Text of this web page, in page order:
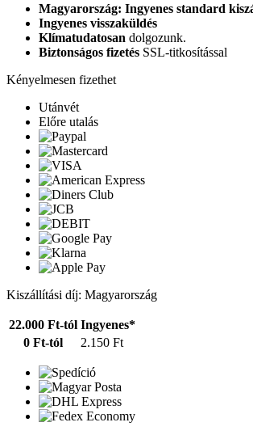
Magyarország: Ingyenes standard
Ingyenes visszaküldés
Klímatudatosan dolgozunk.
Biztonságos fizetés SSL-titkosítással
Kényelmesen fizethet
Utánvét
Előre utalás
Kiszállítási díj: Magyarország
22.000 Ft-tól Ingyenes*
0 Ft-tól
2.150 Ft